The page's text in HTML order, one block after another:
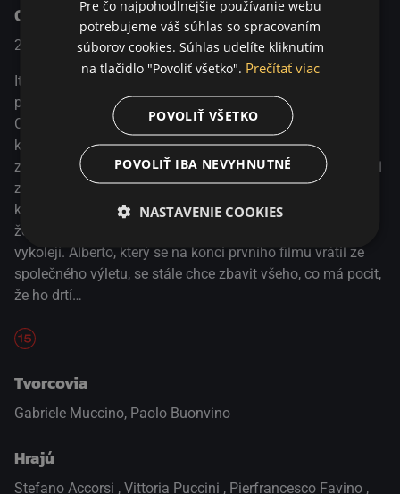
O programe
2010 Taliansko / Francúzko Dráma / Romantický
Italský snímek o pětici přátel třicátníků a jejich vztahových
peripetiích navazuje na film Poslední polibek z roku 2001.
Carlo a Giulia se po letech odluky rozvádějí, a přestože už
každý žije svým životem, Paolo na Giuliu nedokáže
zapomenout. Paul je v depresi a závislý na lécích, přesto si
začne románek s Livií, ženou bývalého drogového dealera,
který se právě vrátil z vězení. Marco se zdá být šťastně
ženatý s Veronikou, zpráva o očekávání potomka ho ale
vykolejí. Alberto, který se na konci prvního filmu vrátil ze
společného výletu, se stále chce zbavit všeho, co má pocit,
že ho drtí…
Tvorcovia
Gabriele Muccino, Paolo Buonvino
Hrajú
Stefano Accorsi , Vittoria Puccini , Pierfrancesco Favino ,
Pre čo najpohodlnejšie používanie webu
potrebujeme váš súhlas so spracovaním
súborov cookies. Súhlas udelíte kliknutím
na tlačidlo "Povoliť všetko". Prečítať viac
POVOLIŤ VŠETKO
POVOLIŤ IBA NEVYHNUTNÉ
NASTAVENIE COOKIES